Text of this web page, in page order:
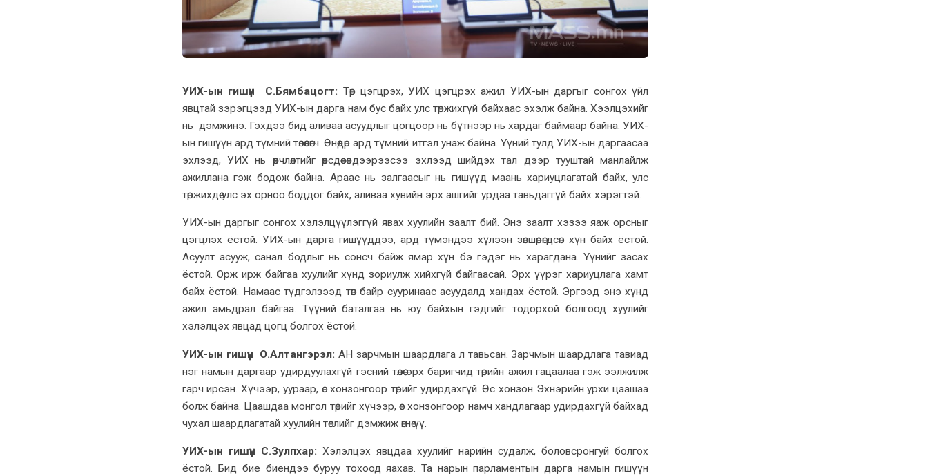
УИХ-ын гишүүн С.Бямбацогт: Төр цэгцрэх, УИХ цэгцрэх ажил УИХ-ын даргыг сонгох үйл
явцтай зэрэгцээд УИХ-ын дарга нам бус байх улс төржихгүй байхаас эхэлж байна. Хээлцэхийг
нь дэмжинэ. Гэхдээ бид аливаа асуудлыг цогцоор нь бүтнээр нь хардаг баймаар байна. УИХ-
ын гишүүн ард түмний төлөөлөгч. Өнөөдөр ард түмний итгэл унаж байна. Үүний тулд УИХ-ын даргаасаа
эхлээд, УИХ нь өөрчлөлтийг өөрсдөөсөө дээрээсээ эхлээд шийдэх тал дээр тууштай манлайлж
ажиллана гэж бодож байна. Араас нь залгаасыг нь гишүүд маань хариуцлагатай байх, улс
төржихдөө улс эх орноо боддог байх, аливаа хувийн эрх ашгийг урдаа тавьдаггүй байх хэрэгтэй.
УИХ-ын даргыг сонгох хэлэлцүүлэггүй явах хуулийн заалт бий. Энэ заалт хэзээ яаж орсныг
цэгцлэх ёстой. УИХ-ын дарга гишүүддээ, ард түмэндээ хүлээн зөвшөөрөгдсөн хүн байх ёстой.
Асуулт асууж, санал бодлыг нь сонсч байж ямар хүн бэ гэдэг нь харагдана. Үүнийг засах
ёстой. Орж ирж байгаа хуулийг хүнд зориулж хийхгүй байгаасай. Эрх үүрэг хариуцлага хамт
байх ёстой. Намаас түдгэлзээд төв байр сууринаас асуудалд хандах ёстой. Эргээд энэ хүнд
ажил амьдрал байгаа. Түүний баталгаа нь юу байхын гэдгийг тодорхой болгоод хуулийг
хэлэлцэх явцад цогц болгох ёстой.
УИХ-ын гишүүн О.Алтангэрэл: АН зарчмын шаардлага л тавьсан. Зарчмын шаардлага тавиад
нэг намын даргаар удирдуулахгүй гэсний төлөө эрх баригчид төрийн ажил гацаалаа гэж ээлжилж
гарч ирсэн. Хүчээр, уураар, өс хонзонгоор төрийг удирдахгүй. Өс хонзон Эхнэрийн урхи цаашаа
болж байна. Цаашдаа монгол төрийг хүчээр, өс хонзонгоор намч хандлагаар удирдахгүй байхад
чухал шаардлагатай хуулийн төслийг дэмжиж өгнө үү.
УИХ-ын гишүүн С.Зулпхар: Хэлэлцэх явцдаа хуулийг нарийн судалж, боловсронгуй болгох
ёстой. Бид бие биендээ буруу тохоод яахав. Та нарын парламентын дарга намын гишүүн